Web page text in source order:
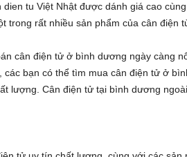
dien tu Việt Nhật được dánh giá cao
trong rất nhiều sản phẩm củacân điện
cân điện tử ở bình dương ngày càng
các bạn có thể tìm muacân điện tử ở
lượng.Cân điện tử tại bình dương